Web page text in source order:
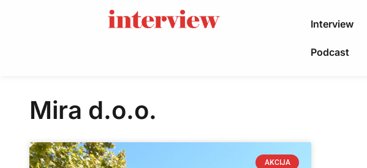
Interview
Podcast
Mira d.o.o.
AKCIJA